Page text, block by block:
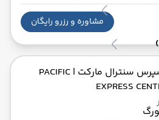
مشاوره و رزرو رایگان
سنترال مارکت | PACIFIC
EXPRESS